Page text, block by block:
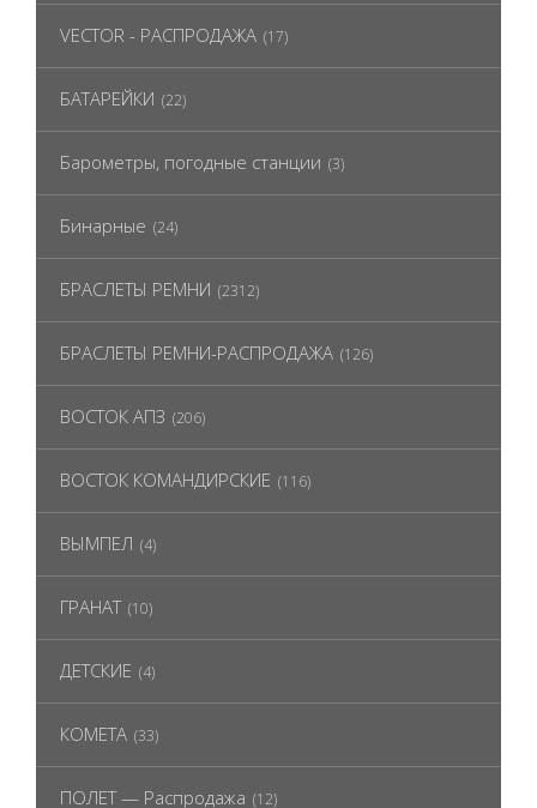
VECTOR - РАСПРОДАЖА (17)
БАТАРЕЙКИ (22)
Барометры, погодные станции (3)
Бинарные (24)
БРАСЛЕТЫ РЕМНИ (2312)
БРАСЛЕТЫ РЕМНИ-РАСПРОДАЖА (126)
ВОСТОК АПЗ (206)
ВОСТОК КОМАНДИРСКИЕ (116)
ВЫМПЕЛ (4)
ГРАНАТ (10)
ДЕТСКИЕ (4)
КОМЕТА (33)
ПОЛЕТ — Распродажа (12)